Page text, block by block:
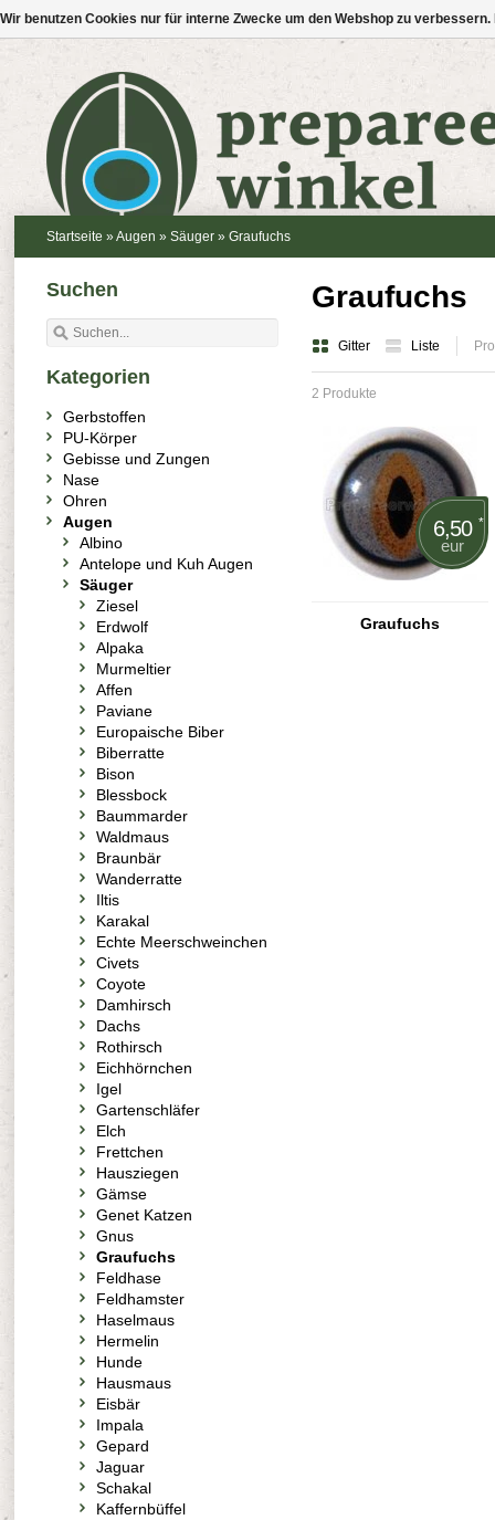
Startseite » Augen » Säuger » Graufuchs
Graufuchs
Gitter Liste
2 Produkte
6,50 *
eur
Graufuchs
Suchen
Kategorien
Gerbstoffen
PU-Körper
Gebisse und Zungen
Nase
Ohren
Augen
Albino
Antelope und Kuh Augen
Säuger
Ziesel
Erdwolf
Alpaka
Murmeltier
Affen
Paviane
Europaische Biber
Biberratte
Bison
Blessbock
Baummarder
Waldmaus
Braunbär
Wanderratte
Iltis
Karakal
Echte Meerschweinchen
Civets
Coyote
Damhirsch
Dachs
Rothirsch
Eichhörnchen
Igel
Gartenschläfer
Elch
Frettchen
Hausziegen
Gämse
Genet Katzen
Gnus
Graufuchs
Feldhase
Feldhamster
Haselmaus
Hermelin
Hunde
Hausmaus
Eisbär
Impala
Gepard
Jaguar
Schakal
Kaffernbüffel
Wir benutzen Cookies nur für interne Zwecke um den Webshop zu